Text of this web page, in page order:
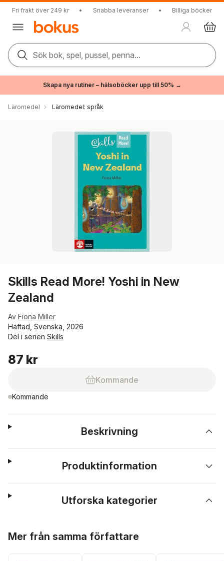
Fri frakt över 249 kr • Snabba leveranser • Billiga böcker
Sök bok, spel, pussel, penna...
Skapa nya rutiner – hälsoböcker upp till 50% →
Läromedel Läromedel: språk
Skills Read More! Yoshi in New
Zealand
Av Fiona Miller
Häftad, Svenska, 2026
Del i serien Skills
87 kr
Kommande
Kommande
Beskrivning
Produktinformation
Utforska kategorier
Mer från samma författare